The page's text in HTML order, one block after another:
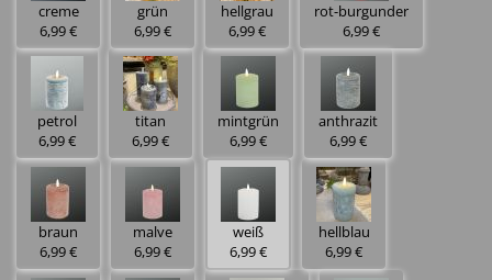
creme
6,99 €
grün
6,99 €
hellgrau
6,99 €
rot-burgunder
6,99 €
petrol
6,99 €
titan
6,99 €
mintgrün
6,99 €
anthrazit
6,99 €
braun
6,99 €
malve
6,99 €
weiß
6,99 €
hellblau
6,99 €